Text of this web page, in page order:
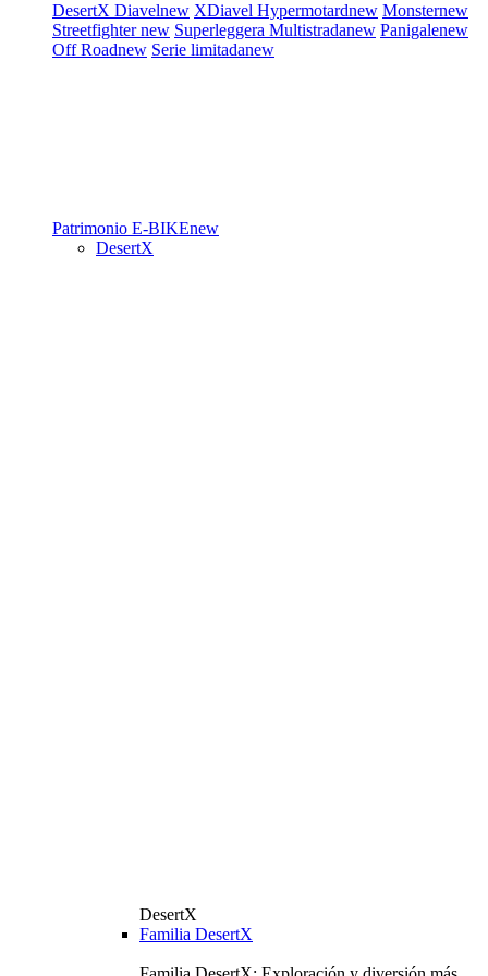
DesertX Diavelnew XDiavel Hypermotardnew Monsternew
Streetfighternew Superleggera Multistradanew Panigalenew
Off Roadnew Serie limitadanew
Patrimonio E-BIKEnew
DesertX
DesertX
Familia DesertX